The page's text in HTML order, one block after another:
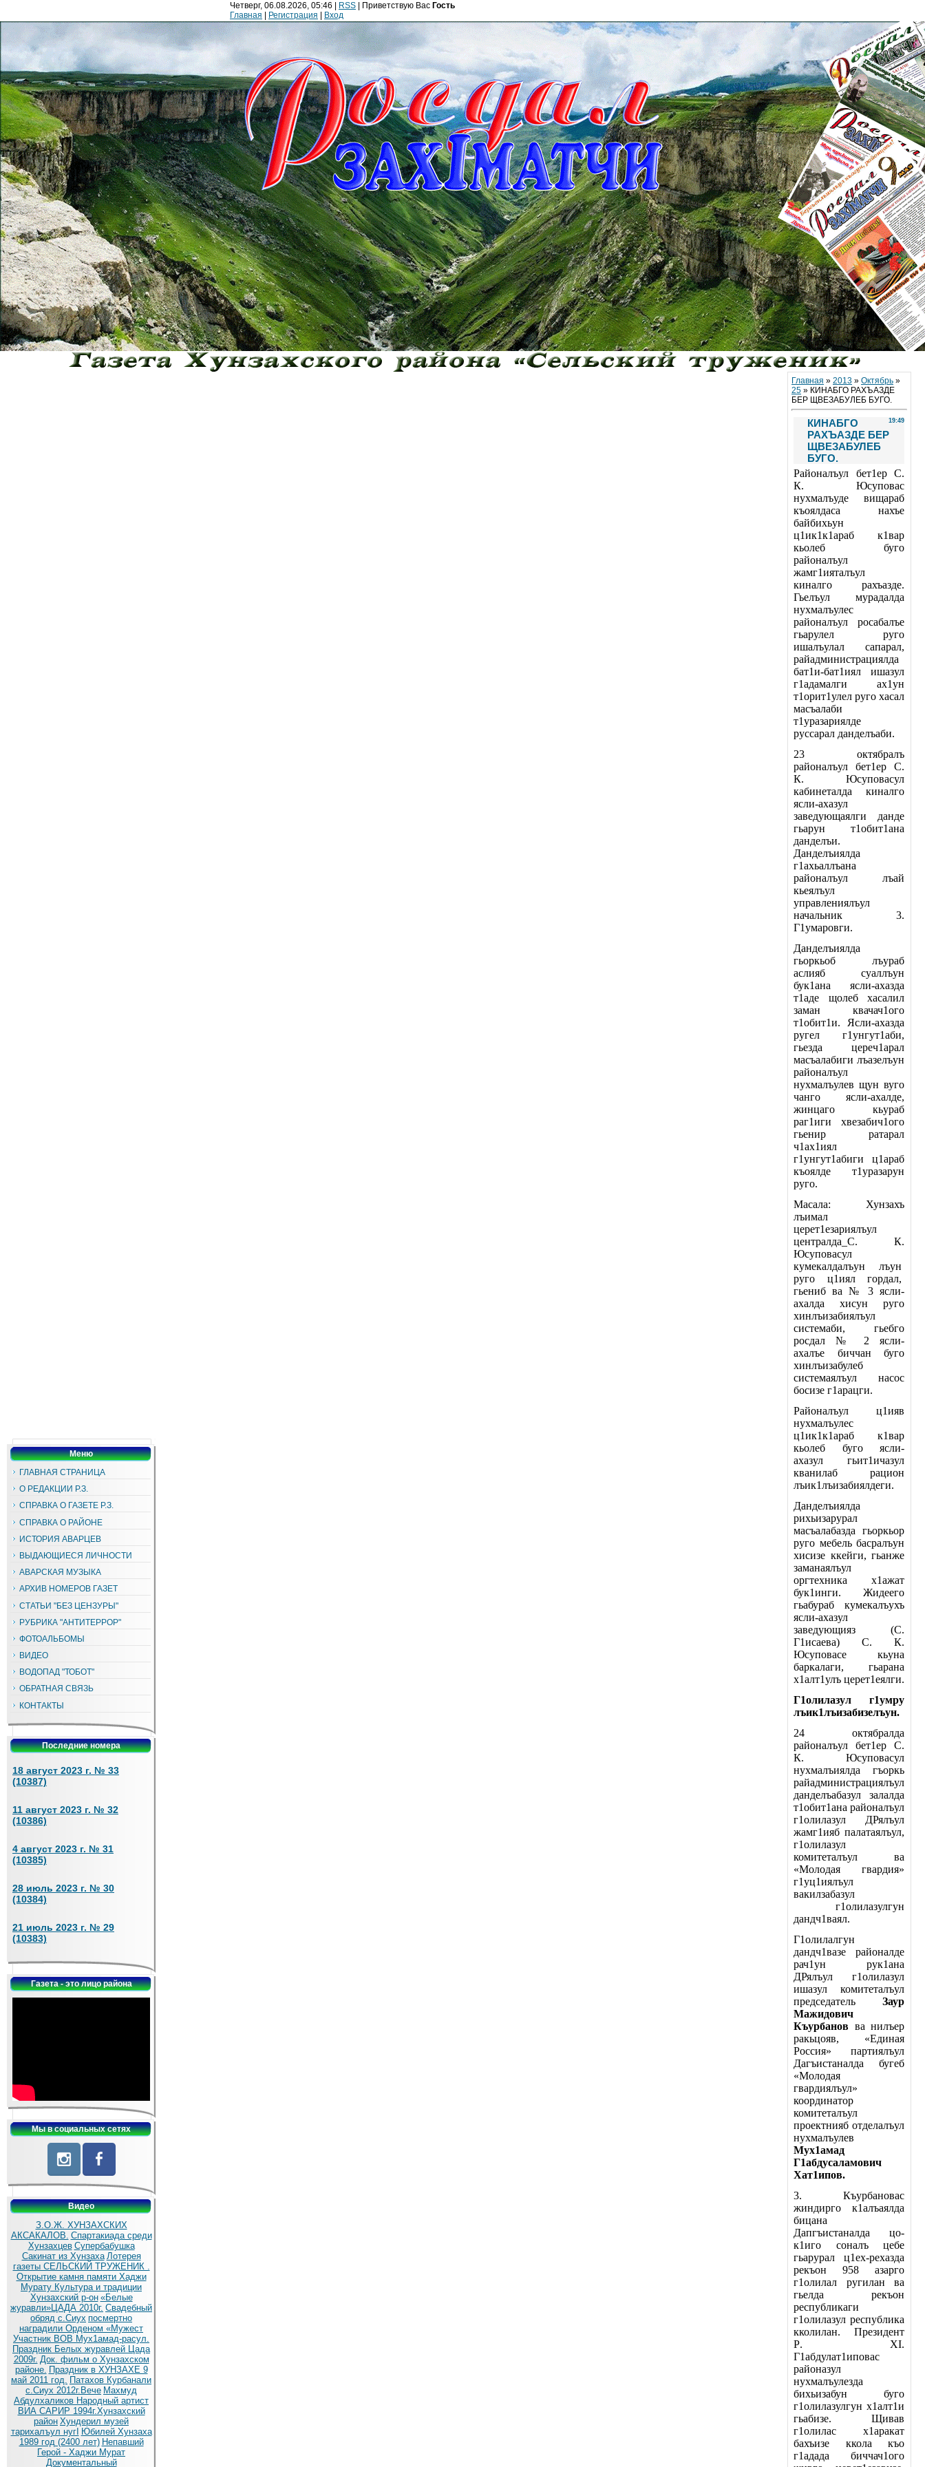
Четверг, 06.08.2026, 05:46 | RSS Приветствую Вас Гость
Главная
Регистрация Вход
Меню
ГЛАВНАЯ СТРАНИЦА
О РЕДАКЦИИ Р.З.
СПРАВКА О ГАЗЕТЕ Р.З.
СПРАВКА О РАЙОНЕ
ИСТОРИЯ АВАРЦЕВ
ВЫДАЮЩИЕСЯ ЛИЧНОСТИ
АВАРСКАЯ МУЗЫКА
АРХИВ НОМЕРОВ ГАЗЕТ
СТАТЬИ "БЕЗ ЦЕНЗУРЫ"
РУБРИКА "АНТИТЕРРОР"
ФОТОАЛЬБОМЫ
ВИДЕО
ВОДОПАД "ТОБОТ"
ОБРАТНАЯ СВЯЗЬ
КОНТАКТЫ
Последние номера
18 август 2023 г. № 33
(10387)
11 август 2023 г. № 32
(10386)
4 август 2023 г. № 31
(10385)
28 июль 2023 г. № 30
(10384)
21 июль 2023 г. № 29
(10383)
Газета - это лицо района
Мы в социальных сетях
Видео
З.О.Ж. ХУНЗАХСКИХ
АКСАКАЛОВ. Спартакиада среди
Хунзахцев Супербабушка
Сакинат из Хунзаха Лотерея
газеты СЕЛЬСКИЙ ТРУЖЕНИК .
Открытие камня памяти Хаджи
Мурату Культура и традиции
Хунзахский р-он «Белые
журавли»ЦАДА 2010г. Cвадебный
обряд c.Сиух посмертно
наградили Орденом «Мужест
Участник ВОВ Мух1амад-расул.
Праздник Белых журавлей Цада
2009г. Док. фильм о Хунзахском
районе. Праздник в ХУНЗАХЕ 9
май 2011 год. Патахов Курбанали
с.Сиух 2012г.Вече Махмуд
Абдулхаликов Народный артист
ВИА САРИР 1994г.Хунзахский
район Хундерил музей
тарихалъул нугI Юбилей Хунзаха
1989 год (2400 лет) Непавший
Герой - Хаджи Мурат
Документальный
Главная » 2013 » Октябрь »
25 » КИНАБГО РАХЪАЗДЕ
БЕР ЩВЕЗАБУЛЕБ БУГО.
19:49
КИНАБГО
РАХЪАЗДЕ БЕР
ЩВЕЗАБУЛЕБ
БУГО.
Районалъул бет1ер С.
К. Юсуповас
нухмалъуде вищараб
къоялдаса нахъе
байбихьун
ц1ик1к1араб к1вар
кьолеб буго
районалъул
жамг1ияталъул
киналго рахъазде.
Гьелъул мурадалда
нухмалъулес
районалъул росабалъе
гьарулел руго
ишалъулал сапарал,
райадминистрациялда
бат1и-бат1иял ишазул
г1адамалги ах1ун
т1орит1улел руго хасал
масъалаби
т1уразариялде
руссарал данделъаби.
23 октябралъ
районалъул бет1ер С.
К. Юсуповасул
кабинеталда киналго
ясли-ахазул
заведующаялги данде
гьарун т1обит1ана
данделъи.
Данделъиялда
г1ахьаллъана
районалъул лъай
кьеялъул
управлениялъул
начальник 3.
Г1умаровги.
Данделъиялда
гьоркьоб лъураб
аслияб суаллъун
бук1ана ясли-ахазда
т1аде щолеб хасалил
заман квачач1ого
т1обит1и. Ясли-ахазда
ругел г1унгут1аби,
гьезда цереч1арал
масъалабиги лъазелъун
районалъул
нухмалъулев щун вуго
чанго ясли-ахалде,
жинцаго кьураб
раг1иги хвезабич1ого
гьенир ратарал
ч1ах1иял
г1унгут1абиги ц1араб
къоялде т1уразарун
руго.
Масала: Хунзахъ
лъимал
церет1езариялъул
централда_С. К.
Юсуповасул
кумекалдалъун лъун
руго ц1иял гордал,
гьениб ва № 3 ясли-
ахалда хисун руго
хинлъизабиялъул
системаби, гьебго
росдал № 2 ясли-
ахалъе биччан буго
хинлъизабулеб
системаялъул насос
босизе г1арацги.
Районалъул ц1ияв
нухмалъулес
ц1ик1к1араб к1вар
кьолеб буго ясли-
ахазул гьит1ичазул
кванилаб рацион
лъик1лъизабиялдеги.
Данделъиялда
рихьизарурал
масъалабазда гьоркьор
руго мебель басралъун
хисизе ккейги, гьанже
заманаялъул
оргтехника х1ажат
бук1инги. Жидеего
гьабураб кумекалъухъ
ясли-ахазул
заведующияз (С.
Г1исаева) С. К.
Юсуповасе кьуна
баркалаги, гьарана
х1алт1улъ церет1еялги.
Г1олилазул г1умру
лъик1лъизабизелъун.
24 октябралда
районалъул бет1ер С.
К. Юсуповасул
нухмалъиялда гъоркь
райадминистрациялъул
данделъабазул залалда
т1обит1ана районалъул
г1олилазул ДРялъул
жамг1ияб палатаялъул,
г1олилазул
комитеталъул ва
«Молодая гвардия»
г1уц1иялъул
вакилзабазул
г1олилазулгун
дандч1ваял.
Г1олилалгун
дандч1вазе районалде
рач1ун рук1ана
ДРялъул г1олилазул
ишазул комитеталъул
председатель Заур
Мажидович
Къурбанов ва нилъер
ракьцояв, «Единая
Россия» партиялъул
Дагъистаналда бугеб
«Молодая
гвардиялъул»
координатор
комитеталъул
проектнияб отделалъул
нухмалъулев
Мух1амад
Г1абдусаламович
Хат1ипов.
3. Къурбановас
жиндирго к1алъаялда
бицана
Дапгъистаналда цо-
к1иго соналъ цебе
гьарурал ц1ех-рехазда
рекъон 958 азарго
г1олилал ругилан ва
гьелда рекъон
республикаги
г1олилазул республика
кколилан. Президент
P. XI.
Г1абдулат1иповас
районазул
нухмалъулезда
бихьизабун буго
г1олилазулгун х1алт1и
гьабизе. Щивав
г1олилас х1аракат
бахъизе ккола къо
г1адада биччач1ого